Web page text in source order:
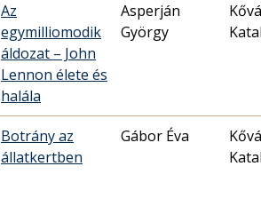
Az
egymilliomodik
áldozat – John
Lennon élete és
halála
Asperján
György
Botrány az
állatkertben
Gábor Éva